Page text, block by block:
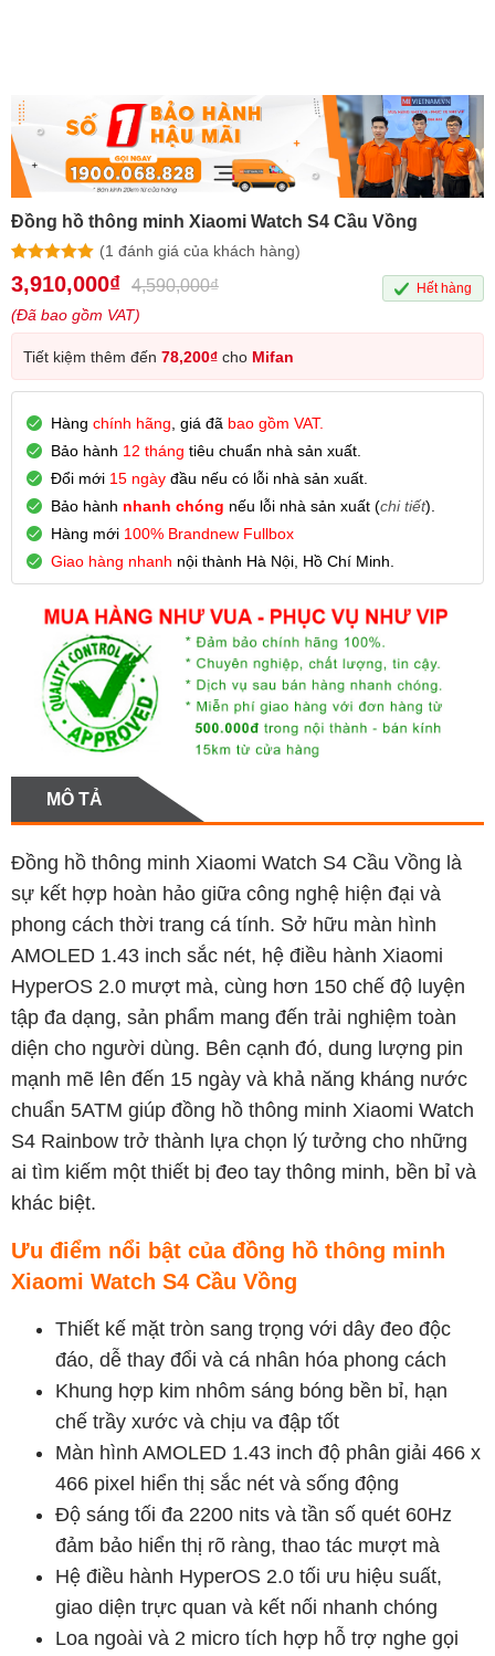
Đồng hồ thông minh Xiaomi Watch S4 Cầu Vồng
5.00trên 5
dựa trên
1
(1 đánh giá của khách hàng)
3,910,000₫ 4,590,000₫
(Đã bao gồm VAT)
Hết hàng
Tiết kiệm thêm đến 78,200₫ cho Mifan
Hàng chính hãng , giá đã bao gồm VAT.
Bảo hành 12 tháng tiêu chuẩn nhà sản xuất.
Đổi mới 15 ngày đầu nếu có lỗi nhà sản xuất.
Bảo hành nhanh chóng nếu lỗi nhà sản xuất (chi tiết).
Hàng mới 100% Brandnew Fullbox
Giao hàng nhanh nội thành Hà Nội, Hồ Chí Minh.
MÔ TẢ
Đồng hồ thông minh Xiaomi Watch S4 Cầu Vồng là
sự kết hợp hoàn hảo giữa công nghệ hiện đại và
phong cách thời trang cá tính. Sở hữu màn hình
AMOLED 1.43 inch sắc nét, hệ điều hành Xiaomi
HyperOS 2.0 mượt mà, cùng hơn 150 chế độ luyện
tập đa dạng, sản phẩm mang đến trải nghiệm toàn
diện cho người dùng. Bên cạnh đó, dung lượng pin
mạnh mẽ lên đến 15 ngày và khả năng kháng nước
chuẩn 5ATM giúp đồng hồ thông minh Xiaomi Watch
S4 Rainbow trở thành lựa chọn lý tưởng cho những
ai tìm kiếm một thiết bị đeo tay thông minh, bền bỉ và
khác biệt.
Ưu điểm nổi bật của đồng hồ thông minh
Xiaomi Watch S4 Cầu Vồng
Thiết kế mặt tròn sang trọng với dây đeo độc
đáo, dễ thay đổi và cá nhân hóa phong cách
Khung hợp kim nhôm sáng bóng bền bỉ, hạn
chế trầy xước và chịu va đập tốt
Màn hình AMOLED 1.43 inch độ phân giải 466 x
466 pixel hiển thị sắc nét và sống động
Độ sáng tối đa 2200 nits và tần số quét 60Hz
đảm bảo hiển thị rõ ràng, thao tác mượt mà
Hệ điều hành HyperOS 2.0 tối ưu hiệu suất,
giao diện trực quan và kết nối nhanh chóng
Loa ngoài và 2 micro tích hợp hỗ trợ nghe gọi